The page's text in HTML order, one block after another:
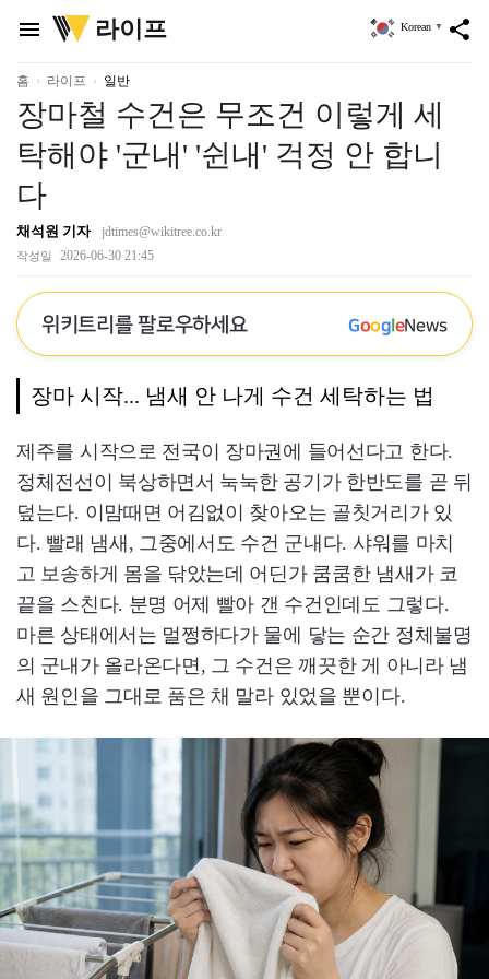
menu
위
키
리
라이프 share
Korean ▼
홈 라이프 일반
장마철 수건은 무조건 이렇게 세
탁해야 '군내' '쉰내' 걱정 안 합니
다
채석원 기자 jdtimes@wikitree.co.kr
작성일 2026-06-30 21:45
위키트리를 팔로우하세요 GoogleNews
장마 시작... 냄새 안 나게 수건 세탁하는 법
제주를 시작으로 전국이 장마권에 들어선다고 한다.
정체전선이 북상하면서 눅눅한 공기가 한반도를 곧 뒤
덮는다. 이맘때면 어김없이 찾아오는 골칫거리가 있
다. 빨래 냄새, 그중에서도 수건 군내다. 샤워를 마치
고 보송하게 몸을 닦았는데 어딘가 쿰쿰한 냄새가 코
끝을 스친다. 분명 어제 빨아 갠 수건인데도 그렇다.
마른 상태에서는 멀쩡하다가 물에 닿는 순간 정체불명
의 군내가 올라온다면, 그 수건은 깨끗한 게 아니라 냄
새 원인을 그대로 품은 채 말라 있었을 뿐이다.